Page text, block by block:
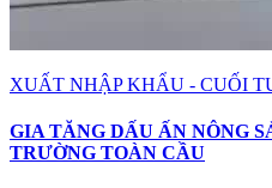
XUẤT NHẬP KHẨU - CUỐI
GIA TĂNG DẤU ẤN NÔNG
TRƯỜNG TOÀN CẦU